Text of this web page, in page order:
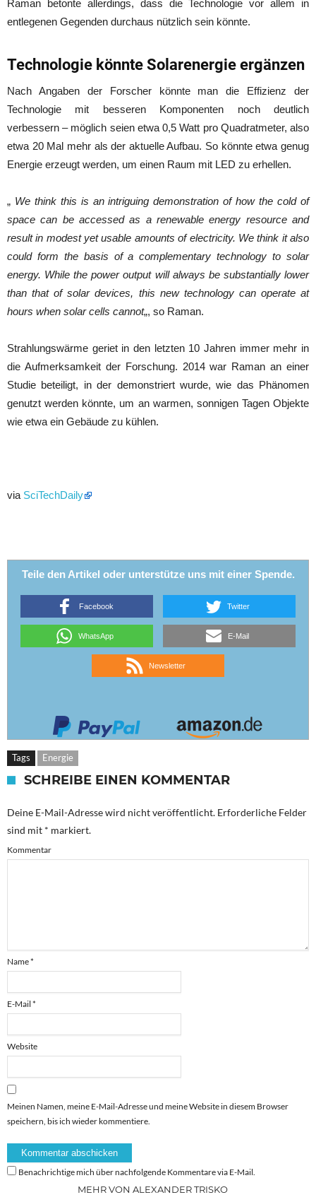
Raman betonte allerdings, dass die Technologie vor allem in
entlegenen Gegenden durchaus nützlich sein könnte.
Technologie könnte Solarenergie ergänzen
Nach Angaben der Forscher könnte man die Effizienz der
Technologie mit besseren Komponenten noch deutlich
verbessern – möglich seien etwa 0,5 Watt pro Quadratmeter, also
etwa 20 Mal mehr als der aktuelle Aufbau. So könnte etwa genug
Energie erzeugt werden, um einen Raum mit LED zu erhellen.
„ We think this is an intriguing demonstration of how the cold of
space can be accessed as a renewable energy resource and
result in modest yet usable amounts of electricity. We think it also
could form the basis of a complementary technology to solar
energy. While the power output will always be substantially lower
than that of solar devices, this new technology can operate at
hours when solar cells cannot„, so Raman.
Strahlungswärme geriet in den letzten 10 Jahren immer mehr in
die Aufmerksamkeit der Forschung. 2014 war Raman an einer
Studie beteiligt, in der demonstriert wurde, wie das Phänomen
genutzt werden könnte, um an warmen, sonnigen Tagen Objekte
wie etwa ein Gebäude zu kühlen.
via SciTechDaily
Teile den Artikel oder unterstütze uns mit einer Spende.
Facebook Twitter
WhatsApp E-Mail
Newsletter
Tags Energie
SCHREIBE EINEN KOMMENTAR
Deine E-Mail-Adresse wird nicht veröffentlicht. Erforderliche Felder
sind mit * markiert.
Kommentar
Name*
E-Mail *
Website
Meinen Namen, meine E-Mail-Adresse und meine Website in diesem Browser
speichern, bis ich wieder kommentiere.
Benachrichtige mich über nachfolgende Kommentare via E-Mail.
MEHR VON ALEXANDER TRISKO